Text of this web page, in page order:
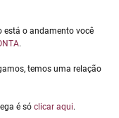
está o andamento você
.
temos uma relação
é só clicar aqui.